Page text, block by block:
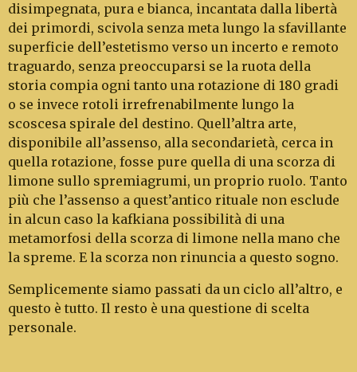
disimpegnata, pura e bianca, incantata dalla libertà
dei primordi, scivola senza meta lungo la sfavillante
superficie dell’estetismo verso un incer­to e remoto
traguardo, senza preoccuparsi se la ruota della
storia compia ogni tanto una rotazione di 180 gradi
o se invece rotoli irrefrenabilmente lun­go la
scoscesa spirale del destino. Quell’altra arte,
disponibile all’assenso, alla secondarietà, cerca in
quella rotazione, fosse pure quella di una scorza di
limone sullo spremiagrumi, un proprio ruolo. Tanto
più che l’assenso a quest’antico rituale non esclude
in alcun caso la kafkiana possibilità di una
metamorfosi della scorza di limone nella mano che
la spreme. E la scorza non rinuncia a questo sogno.
Semplicemente siamo passati da un ciclo all’altro, e
questo è tutto. Il resto è una questione di scelta
personale.